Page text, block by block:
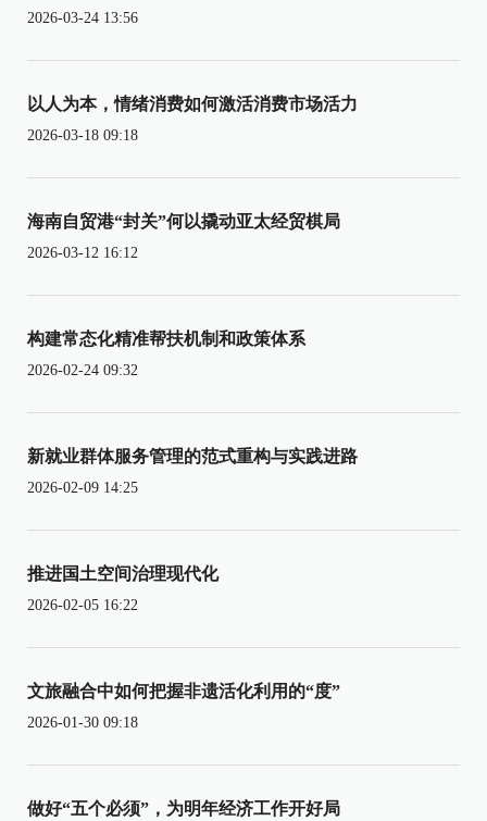
2026-03-24 13:56
以人为本，情绪消费如何激活消费市场活力
2026-03-18 09:18
海南自贸港“封关”何以撬动亚太经贸棋局
2026-03-12 16:12
构建常态化精准帮扶机制和政策体系
2026-02-24 09:32
新就业群体服务管理的范式重构与实践进路
2026-02-09 14:25
推进国土空间治理现代化
2026-02-05 16:22
文旅融合中如何把握非遗活化利用的“度”
2026-01-30 09:18
做好“五个必须”，为明年经济工作开好局